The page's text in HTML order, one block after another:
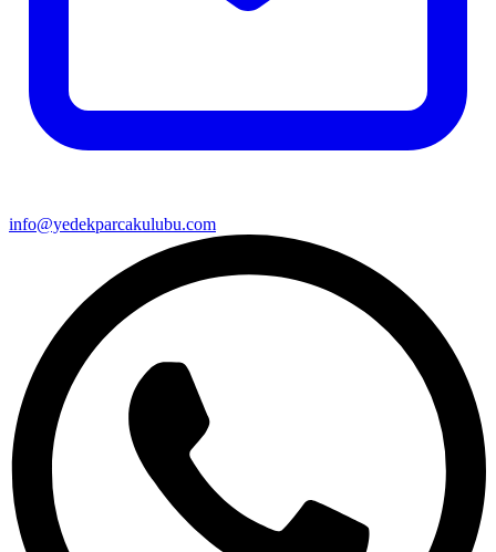
info@yedekparcakulubu.com